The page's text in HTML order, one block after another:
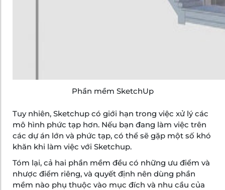
Phần mềm SketchUp
Tuy nhiên, Sketchup có giới hạn trong việc xử lý các
mô hình phức tạp hơn. Nếu bạn đang làm việc trên
các dự án lớn và phức tạp, có thể sẽ gặp một số khó
khăn khi làm việc với Sketchup.
Tóm lại, cả hai phần mềm đều có những ưu điểm và
nhược điểm riêng, và quyết định nên dùng phần
mềm nào phụ thuộc vào mục đích và nhu cầu của